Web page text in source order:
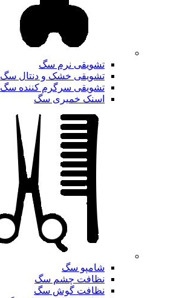
تشویقی نرم سگ
تشویقی خشک و دنتال سگ
تشویقی سرگرم کننده سگ
اسنک خمیری سگ
شامپو سگ
نظافت چشم سگ
نظافت گوش سگ